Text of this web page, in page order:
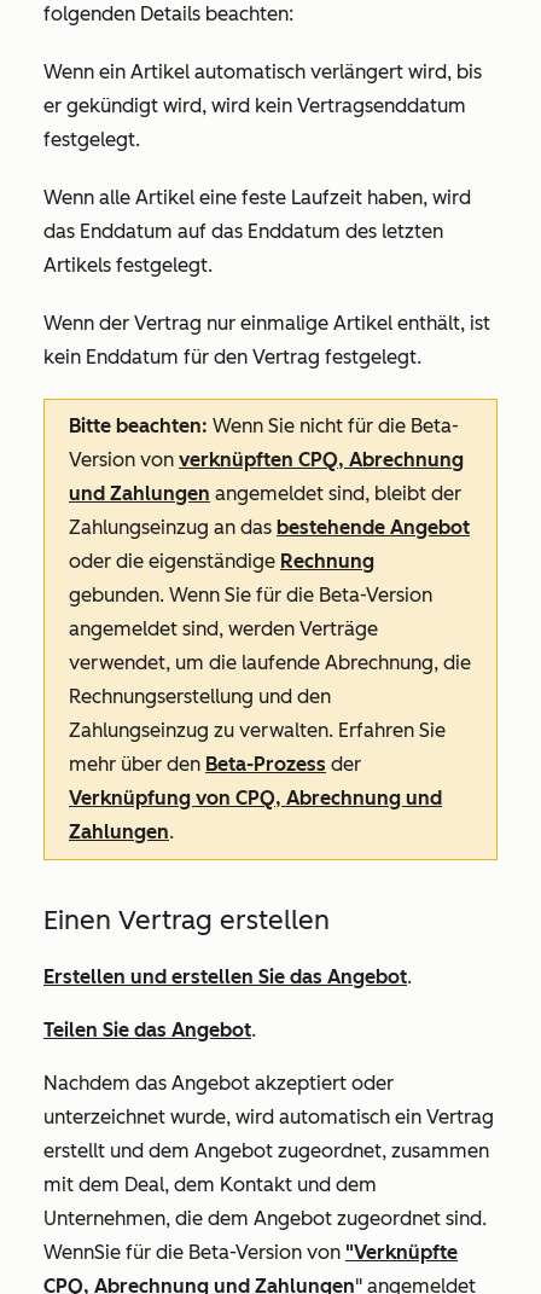
folgenden Details beachten:
Wenn ein Artikel automatisch verlängert wird, bis
er gekündigt wird, wird kein Vertragsenddatum
festgelegt.
Wenn alle Artikel eine feste Laufzeit haben, wird
das Enddatum auf das Enddatum des letzten
Artikels festgelegt.
Wenn der Vertrag nur einmalige Artikel enthält, ist
kein Enddatum für den Vertrag festgelegt.
Bitte beachten: Wenn Sie nicht für die Beta-
Version von verknüpften CPQ, Abrechnung
und Zahlungen angemeldet sind, bleibt der
Zahlungseinzug an das bestehende Angebot
oder die eigenständige Rechnung
gebunden. Wenn Sie für die Beta-Version
angemeldet sind, werden Verträge
verwendet, um die laufende Abrechnung, die
Rechnungserstellung und den
Zahlungseinzug zu verwalten. Erfahren Sie
mehr über den Beta-Prozess der
Verknüpfung von CPQ, Abrechnung und
Zahlungen.
Einen Vertrag erstellen
Erstellen und erstellen Sie das Angebot.
Teilen Sie das Angebot.
Nachdem das Angebot akzeptiert oder
unterzeichnet wurde, wird automatisch ein Vertrag
erstellt und dem Angebot zugeordnet, zusammen
mit dem Deal, dem Kontakt und dem
Unternehmen, die dem Angebot zugeordnet sind.
WennSie für die Beta-Version von "Verknüpfte
CPQ, Abrechnung und Zahlungen" angemeldet